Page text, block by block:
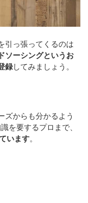
引っ張ってくるのは
ソーシングというお
録してみましょう。
ズからも分かるよう
を要するプロまで、
います。